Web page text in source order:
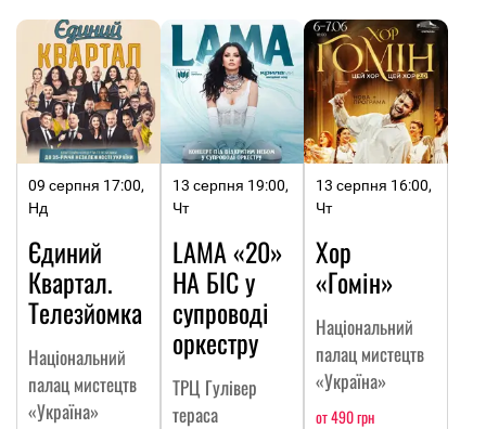
09 серпня 17:00,
Нд
Єдиний
Квартал.
Телезйомка
Національний
палац мистецтв
«Україна»
13 серпня 19:00,
Чт
LAMA «20»
НА БІС у
супроводі
оркестру
ТРЦ Гулівер
тераса
13 серпня 16:00,
Чт
Хор
«Гомін»
Національний
палац мистецтв
«Україна»
от 490 грн